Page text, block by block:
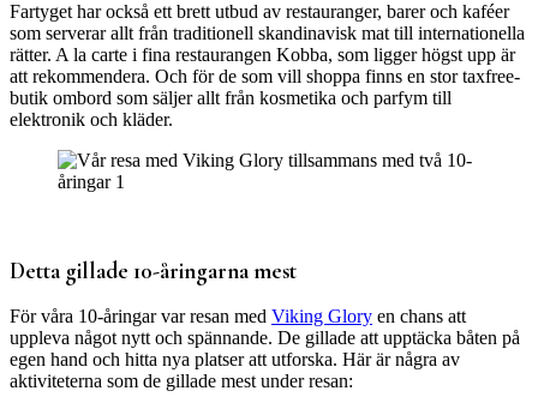
Fartyget har också ett brett utbud av restauranger, barer och kaféer
som serverar allt från traditionell skandinavisk mat till internationella
rätter. A la carte i fina restaurangen Kobba, som ligger högst upp är
att rekommendera. Och för de som vill shoppa finns en stor taxfree-
butik ombord som säljer allt från kosmetika och parfym till
elektronik och kläder.
Detta gillade 10-åringarna mest
För våra 10-åringar var resan med Viking Glory en chans att
uppleva något nytt och spännande. De gillade att upptäcka båten på
egen hand och hitta nya platser att utforska. Här är några av
aktiviteterna som de gillade mest under resan: